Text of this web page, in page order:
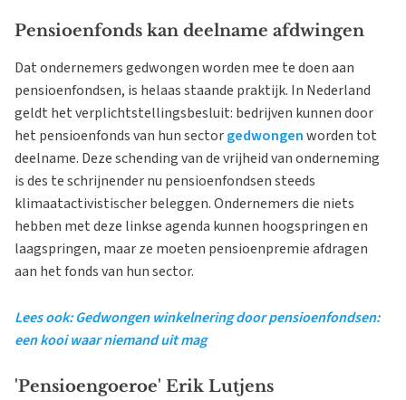
Pensioenfonds kan deelname afdwingen
Dat ondernemers gedwongen worden mee te doen aan
pensioenfondsen, is helaas staande praktijk. In Nederland
geldt het verplichtstellingsbesluit: bedrijven kunnen door
het pensioenfonds van hun sectorgedwongenworden tot
deelname. Deze schending van de vrijheid van onderneming
is des te schrijnender nu pensioenfondsen steeds
klimaatactivistischer beleggen. Ondernemers die niets
hebben met deze linkse agenda kunnen hoogspringen en
laagspringen, maar ze moeten pensioenpremie afdragen
aan het fonds van hun sector.
Lees ook: Gedwongen winkelnering door pensioenfondsen:
een kooi waar niemand uit mag
'Pensioengoeroe' Erik Lutjens